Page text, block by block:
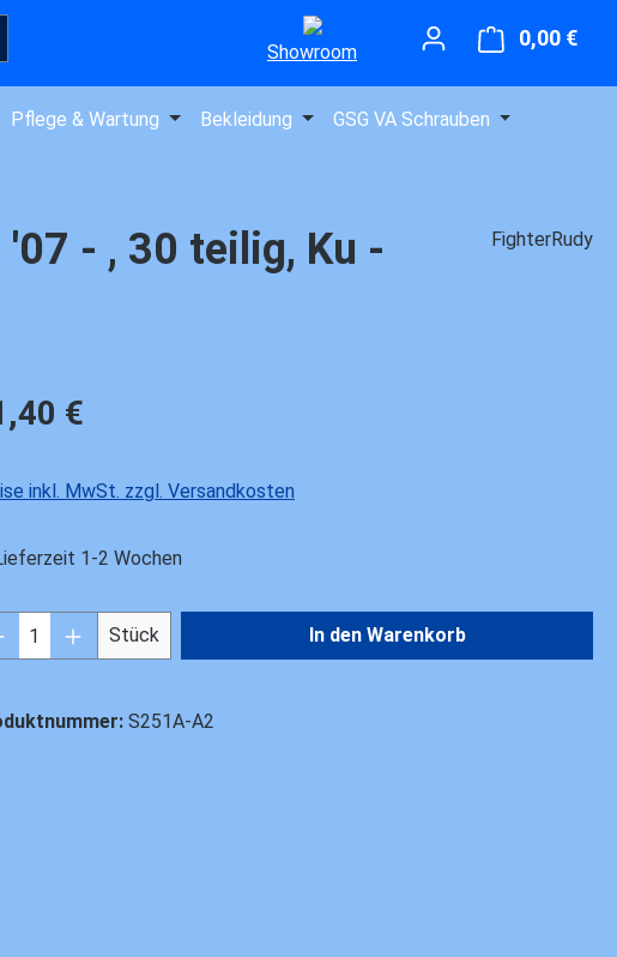
Showroom
0,00 €
Pflege & Wartung Bekleidung GSG VA Schrauben
- , 30 teilig, Ku -
FighterRudy
Preis:
€
inkl. MwSt. zzgl. Versandkosten
1-2 Wochen
Anzahl: Gib den gewünschten Wert ein
Stück In den Warenkorb
S251A-A2